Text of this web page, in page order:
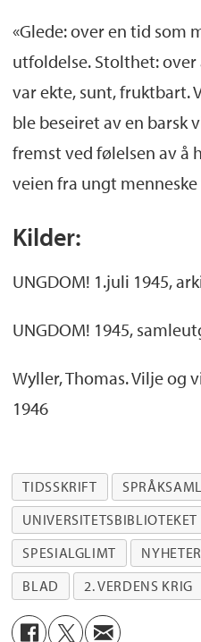
«Glede: over en tid som
utfoldelse. Stolthet:
var ekte, sunt, fruktbart.
ble beseiret av en barsk
fremst ved følelsen av å
veien fra ungt
Kilder:
UNGDOM! 1.juli 1945,
UNGDOM! 1945,
Wyller, Thomas. Vilje og
1946
TIDSSKRIFT
UNIVERSITETSBIBLIOTEKET
SPESIALGLIMT
NYHETER
BLAD
2. VERDENS KRIG